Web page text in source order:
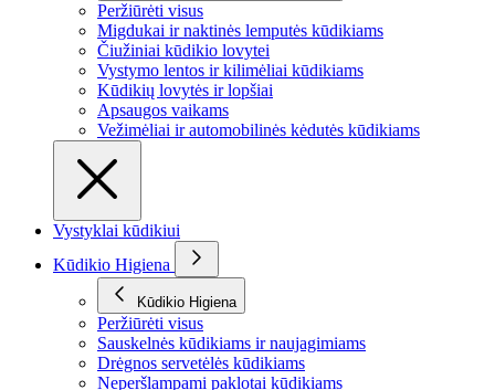
Peržiūrėti visus
Migdukai ir naktinės lemputės kūdikiams
Čiužiniai kūdikio lovytei
Vystymo lentos ir kilimėliai kūdikiams
Kūdikių lovytės ir lopšiai
Apsaugos vaikams
Vežimėliai ir automobilinės kėdutės kūdikiams
Vystyklai kūdikiui
Kūdikio Higiena
Kūdikio Higiena
Peržiūrėti visus
Sauskelnės kūdikiams ir naujagimiams
Drėgnos servetėlės kūdikiams
Neperšlampami paklotai kūdikiams